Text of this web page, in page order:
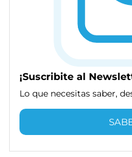
¡Suscribite al
Lo que necesitas saber,